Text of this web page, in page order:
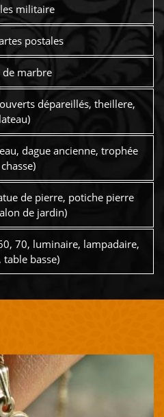
militaire
postales
de marbre
dépareillés, theillere,
dague ancienne, trophée
de pierre, potiche pierre
de jardin)
70, luminaire, lampadaire,
basse)